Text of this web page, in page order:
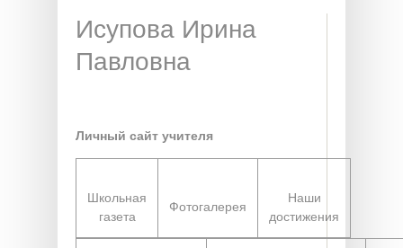
Исупова Ирина
Павловна
Личный сайт учителя
Школьная
газета
Фотогалерея
Наши
достижения